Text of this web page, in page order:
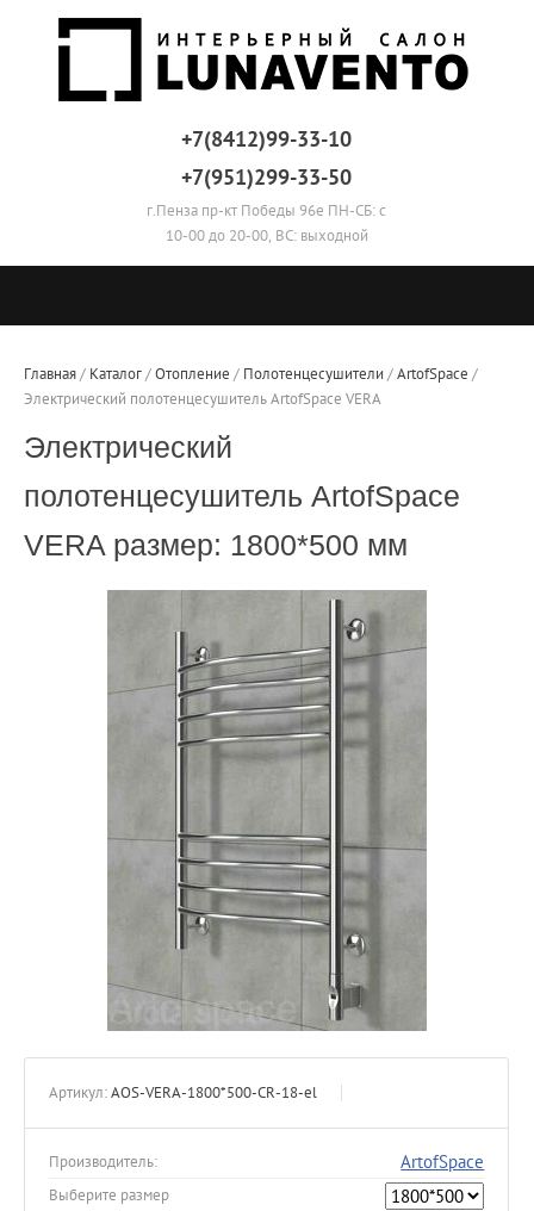
+7(8412)99-33-10
+7(951)299-33-50
г.Пенза пр-кт Победы 96е ПН-СБ: с
10-00 до 20-00, ВС: выходной
Главная / Каталог / Отопление / Полотенцесушители / ArtofSpace
Электрический полотенцесушитель ArtofSpace VERA
Электрический
полотенцесушитель ArtofSpace
VERA размер: 1800*500 мм
Артикул:AOS-VERA-1800*500-CR-18-el
Производитель: ArtofSpace
Выберите размер